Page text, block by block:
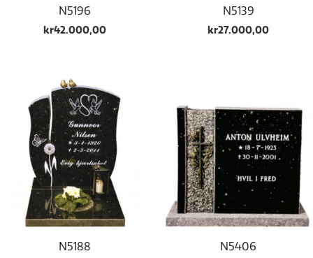
N5196
kr42.000,00
N5139
kr27.000,00
N5188 N5406